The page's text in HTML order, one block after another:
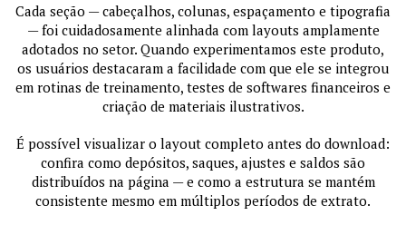
Cada seção — cabeçalhos, colunas, espaçamento e tipografia
— foi cuidadosamente alinhada com layouts amplamente
adotados no setor. Quando experimentamos este produto,
os usuários destacaram a facilidade com que ele se integrou
em rotinas de treinamento, testes de softwares financeiros e
criação de materiais ilustrativos.
É possível visualizar o layout completo antes do download:
confira como depósitos, saques, ajustes e saldos são
distribuídos na página — e como a estrutura se mantém
consistente mesmo em múltiplos períodos de extrato.